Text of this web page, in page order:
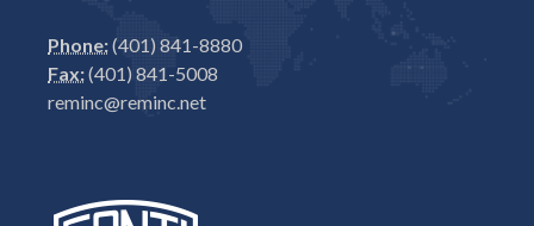
Phone:(401) 841-8880
Fax:(401) 841-5008
reminc@reminc.net